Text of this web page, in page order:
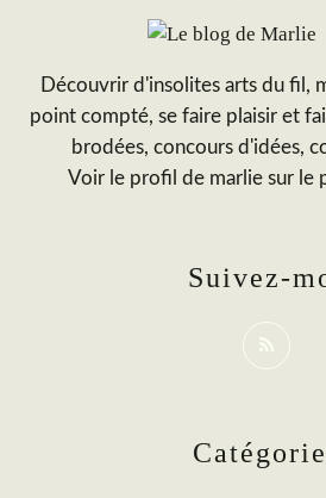
Découvrir d'insolites arts du fil,
point compté, se faire plaisir et
brodées, concours d'idées,
Voir le profil de marlie sur le
Suivez-